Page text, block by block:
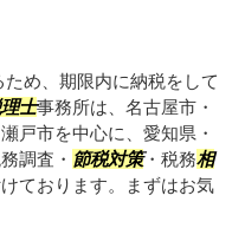
め、期限内に納税をして
士事務所は、名古屋市・
戸市を中心に、愛知県・
調査・ 節税対策・税務相
ております。まずはお気